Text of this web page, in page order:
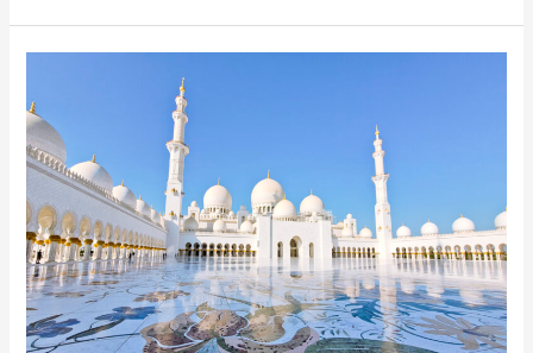
ein
Roadtrip
dem
Wohnmobil
durch
Norwegen?